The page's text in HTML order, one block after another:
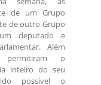
de um Grupo
de outro Grupo
deputado e
Além
o
inteiro do seu
possível o